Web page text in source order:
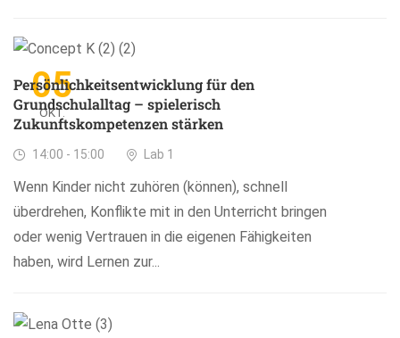
05
OKT.
Persönlichkeitsentwicklung für den
Grundschulalltag – spielerisch
Zukunftskompetenzen stärken
14:00 - 15:00 Lab 1
Wenn Kinder nicht zuhören (können), schnell
überdrehen, Konflikte mit in den Unterricht bringen
oder wenig Vertrauen in die eigenen Fähigkeiten
haben, wird Lernen zur...